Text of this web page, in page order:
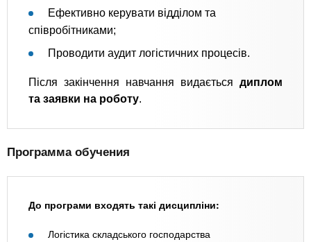
Ефективно керувати відділом та
співробітниками;
Проводити аудит логістичних процесів.
Після закінчення навчання видається диплом
та заявки на роботу.
Программа обучения
До програми входять такі дисципліни:
Логістика складського господарства